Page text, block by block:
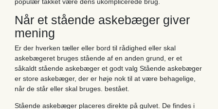
Når et stående askebæger giver
mening
Er der hverken tæller eller bord til rådighed eller skal
askebægeret bruges stående af en anden grund, er et
såkaldt stående askebæger et godt valg Stående askebæger
er store askebæger, der er høje nok til at være behagelige,
når de står eller skal bruges. bestået.
Stående askebæger placeres direkte på gulvet. De findes i